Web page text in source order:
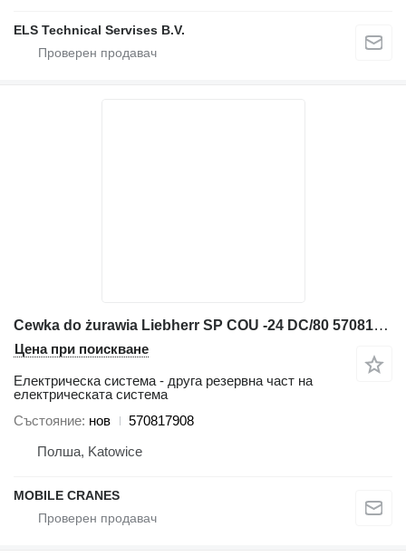
ELS Technical Servises B.V.
Cewka do żurawia Liebherr SP COU -24 DC/80 570817908 за автокран
Цена при поискване
Електрическа система - друга резервна част на
електрическата система
Състояние нов
570817908
Полша, Katowice
MOBILE CRANES